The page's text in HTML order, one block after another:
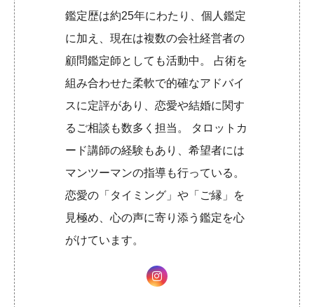
鑑定歴は約25年にわたり、個人鑑定
に加え、現在は複数の会社経営者の
顧問鑑定師としても活動中。 占術を
組み合わせた柔軟で的確なアドバイ
スに定評があり、恋愛や結婚に関す
るご相談も数多く担当。 タロットカ
ード講師の経験もあり、希望者には
マンツーマンの指導も行っている。
恋愛の「タイミング」や「ご縁」を
見極め、心の声に寄り添う鑑定を心
がけています。